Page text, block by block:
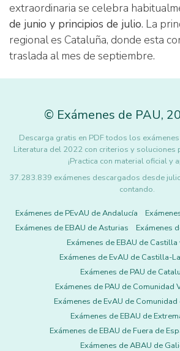
extraordinaria se celebra
de junio y principios de julio. La
regional es Cataluña, donde esta
traslada al mes de septiembre.
© Exámenes de PAU,
Descarga gratis en PDF todos los
Literatura del 2022 con criterios y soluciones
¡Practica con material oficial y
37.283.839 exámenes descargados desde
contando.
Exámenes de PEvAU de Andalucía
Exámenes de EBAU de Asturias
Exámenes
Exámenes de EBAU de Castilla
Exámenes de EvAU de Castilla-
Exámenes de PAU de
Exámenes de PAU de Comunidad
Exámenes de EvAU de
Exámenes de EBAU de
Exámenes de EBAU de Fuera de
Exámenes de ABAU de